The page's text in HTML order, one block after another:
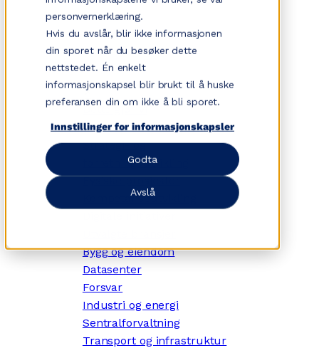
personvernerklæring.
Hvis du avslår, blir ikke informasjonen
din sporet når du besøker dette
nettstedet. Én enkelt
informasjonskapsel blir brukt til å huske
preferansen din om ikke å bli sporet.
Innstillinger for informasjonskapsler
Godta
Avslå
✕
Dette gjør vi
Tjenesteområder
Strategi- og
forretningsutvikling
Fysiske prosjekter
Kompetanseutvikling
Bygg og eiendom
Datasenter
Forsvar
Industri og energi
Sentralforvaltning
Transport og infrastruktur